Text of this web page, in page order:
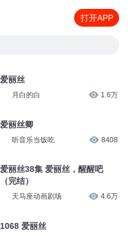
打开APP
爱丽丝
月白的白 1.6万
爱丽丝卿
听音乐当饭吃 8408
爱丽丝38集 爱丽丝，醒醒吧
（完结）
天马座动画剧场 4.6万
1068 爱丽丝